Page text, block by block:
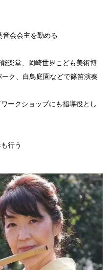
会会主を勤める
楽堂、岡崎世界こども美術博
ク、白鳥庭園などで篠笛演奏
ークショップにも指導役とし
行う